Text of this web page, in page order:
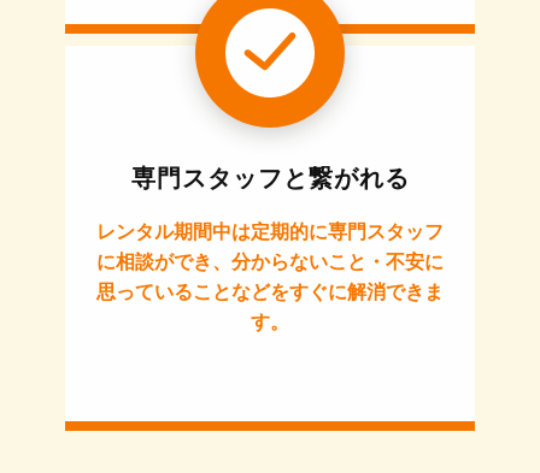
専門スタッフと繋がれる
レンタル期間中は定期的に専門スタッフ
に相談ができ、分からないこと・不安に
思っていることなどをすぐに解消できま
す。